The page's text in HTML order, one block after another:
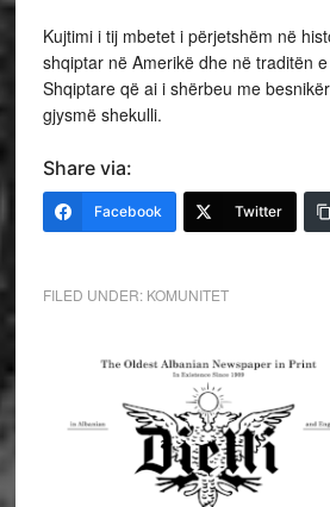
Kujtimi i tij mbetet i përjetshëm në
shqiptar në Amerikë dhe në traditën
Shqiptare që ai i shërbeu me
gjysmë shekulli.
Share via:
Facebook Twitter
FILED UNDER: KOMUNITET